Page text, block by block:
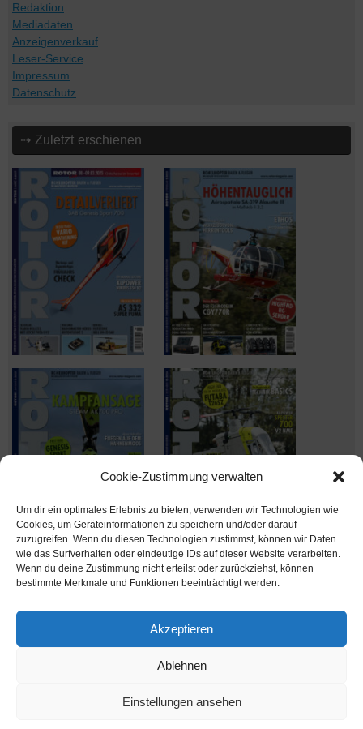
Cookie-Zustimmung verwalten
Um dir ein optimales Erlebnis zu bieten, verwenden wir Technologien wie
Cookies, um Geräteinformationen zu speichern und/oder darauf
zuzugreifen. Wenn du diesen Technologien zustimmst, können wir Daten
wie das Surfverhalten oder eindeutige IDs auf dieser Website verarbeiten.
Wenn du deine Zustimmung nicht erteilst oder zurückziehst, können
bestimmte Merkmale und Funktionen beeinträchtigt werden.
Akzeptieren
Ablehnen
Einstellungen ansehen
Redaktion
Mediadaten
Anzeigenverkauf
Leser-Service
Impressum
Datenschutz
⇢ Zuletzt erschienen
Ausgabe verpasst? Kein Problem – einfach nachbestellen im
GmbH